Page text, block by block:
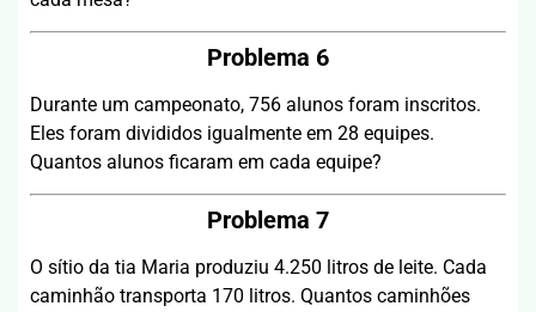
Problema 6
Durante um campeonato, 756 alunos foram inscritos.
Eles foram divididos igualmente em 28 equipes.
Quantos alunos ficaram em cada equipe?
Problema 7
O sítio da tia Maria produziu 4.250 litros de leite. Cada
caminhão transporta 170 litros. Quantos caminhões